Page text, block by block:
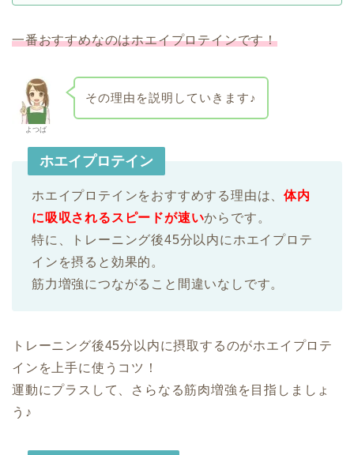
一番おすすめなのはホエイプロテインです！
よつば
その理由を説明していきます♪
ホエイプロテイン
ホエイプロテインをおすすめする理由は、体内
に吸収されるスピードが速いからです。
特に、トレーニング後45分以内にホエイプロテ
インを摂ると効果的。
筋力増強につながること間違いなしです。
トレーニング後45分以内に摂取するのがホエイプロテ
インを上手に使うコツ！
運動にプラスして、さらなる筋肉増強を目指しましょ
う♪